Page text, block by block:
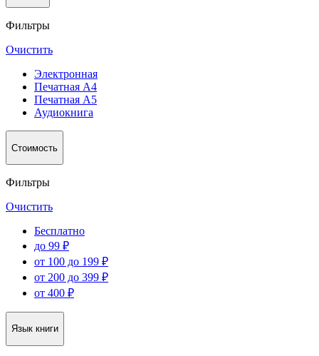
Фильтры
Очистить
Электронная
Печатная А4
Печатная А5
Аудиокнига
Стоимость
Фильтры
Очистить
Бесплатно
до 99 ₽
от 100 до 199 ₽
от 200 до 399 ₽
от 400 ₽
Язык книги